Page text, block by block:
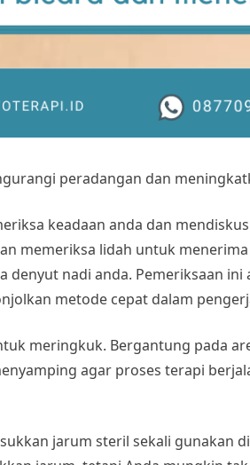
peradangan dan
keadaan anda dan
memeriksa lidah untuk
nadi anda. Pemeriksaan
metode cepat dalam
meringkuk. Bergantung pada
agar proses terapi
jarum steril sekali